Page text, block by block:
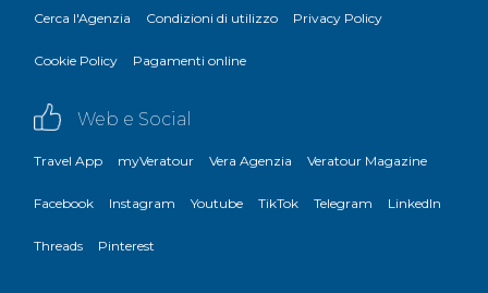
Cerca l'Agenzia Condizioni di utilizzo Privacy Policy
Cookie Policy Pagamenti online
Web e Social
Travel App myVeratour Vera Agenzia Veratour Magazine
Facebook Instagram Youtube TikTok Telegram LinkedIn
Threads Pinterest